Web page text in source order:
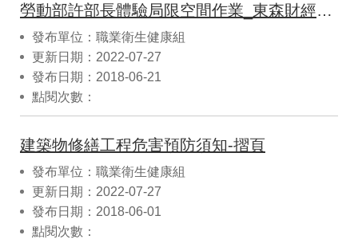
勞動部許部長體驗局限空間作業_東森財經新聞報導
發布單位：職業衛生健康組
更新日期：2022-07-27
發布日期：2018-06-21
點閱次數：
建築物修繕工程危害預防須知-摺頁
發布單位：職業衛生健康組
更新日期：2022-07-27
發布日期：2018-06-01
點閱次數：